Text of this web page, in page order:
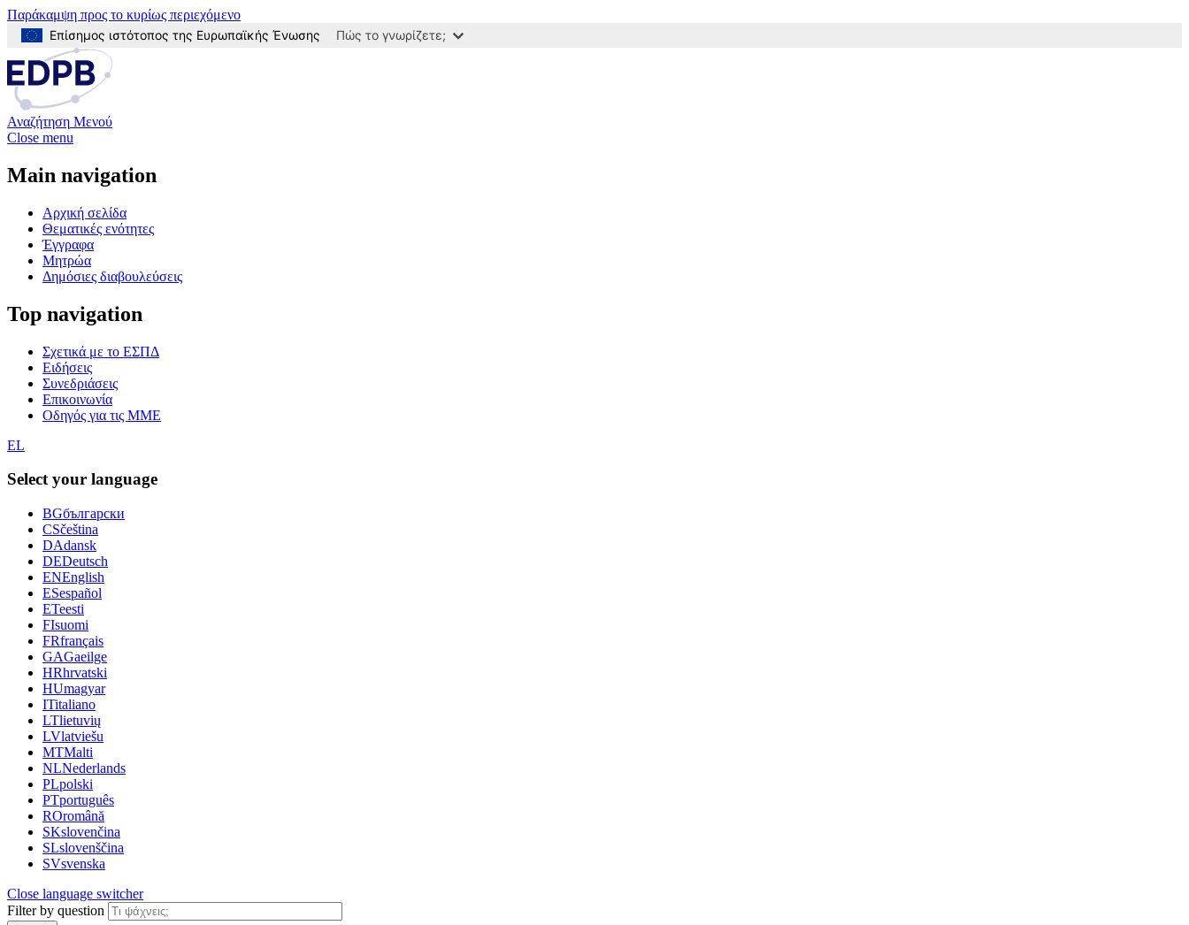
Παράκαμψη προς το κυρίως περιεχόμενο
Επίσημος ιστότοπος της Ευρωπαϊκής Ένωσης
Πώς το γνωρίζετε;
Αναζήτηση Μενού
Close menu
Main navigation
Αρχική σελίδα
Θεματικές ενότητες
Έγγραφα
Μητρώα
Δημόσιες διαβουλεύσεις
Top navigation
Σχετικά με το ΕΣΠΔ
Ειδήσεις
Συνεδριάσεις
Επικοινωνία
Οδηγός για τις ΜΜΕ
EL
Select your language
BGбългарски
CSčeština
DAdansk
DEDeutsch
ENEnglish
ESespañol
ETeesti
FIsuomi
FRfrançais
GAGaeilge
HRhrvatski
HUmagyar
ITitaliano
LTlietuvių
LVlatviešu
MTMalti
NLNederlands
PLpolski
PTportuguês
ROromână
SKslovenčina
SLslovenščina
SVsvenska
Close language switcher
Filter by question